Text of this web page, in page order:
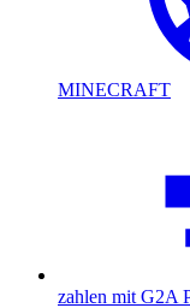
MINECRAFT
zahlen mit G2A